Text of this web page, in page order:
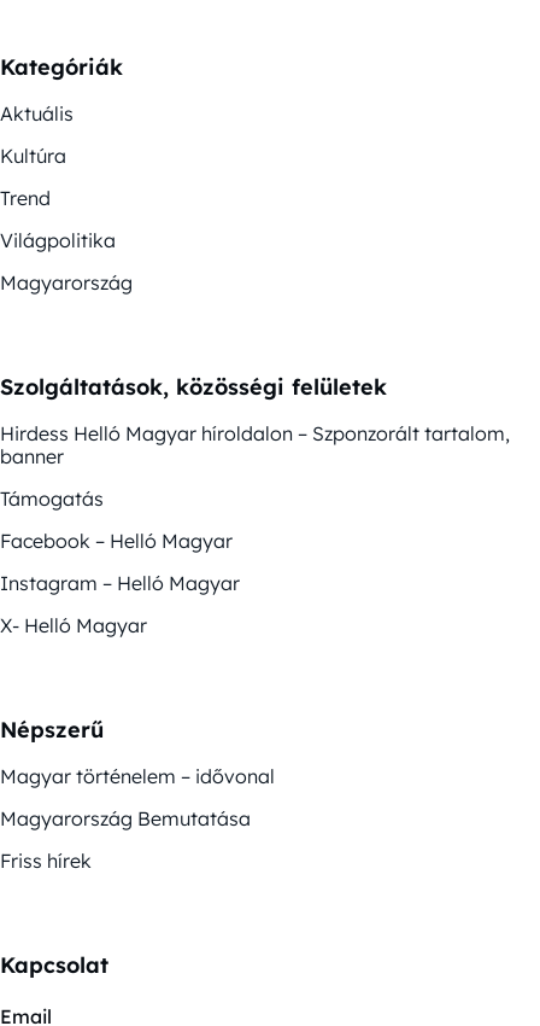
Kategóriák
Aktuális
Kultúra
Trend
Világpolitika
Magyarország
Szolgáltatások, közösségi felületek
Hirdess Helló Magyar híroldalon – Szponzorált tartalom,
banner
Támogatás
Facebook – Helló Magyar
Instagram – Helló Magyar
X- Helló Magyar
Népszerű
Magyar történelem – idővonal
Magyarország Bemutatása
Friss hírek
Kapcsolat
Email